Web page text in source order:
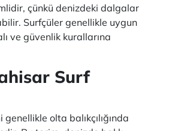
çünkü denizdeki dalgalar
Surfçüler genellikle uygun
ve güvenlik kurallarına
Surf
olta balıkçılığında